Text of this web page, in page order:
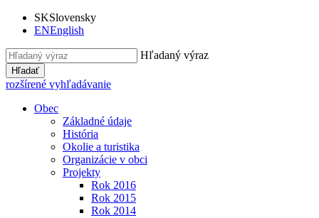
SKSlovensky
ENEnglish
Hľadaný výraz
Hľadať
rozšírené vyhľadávanie
Obec
Základné údaje
História
Okolie a turistika
Organizácie v obci
Projekty
Rok 2016
Rok 2015
Rok 2014